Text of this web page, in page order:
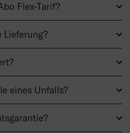
Flex-Tarif?
eines Unfalls?